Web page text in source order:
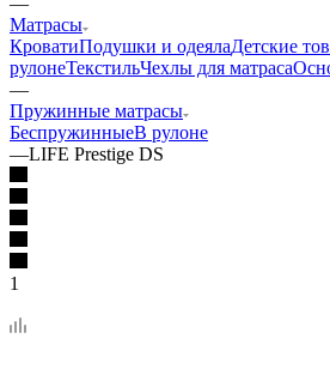
Матрасы
КроватиПодушки и одеялаДетские
рулонеТекстильЧехлы для матраса
—
Пружинные матрасы
БеспружинныеВ рулоне
—LIFE Prestige DS
1